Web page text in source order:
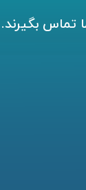
تماس بگیرند.